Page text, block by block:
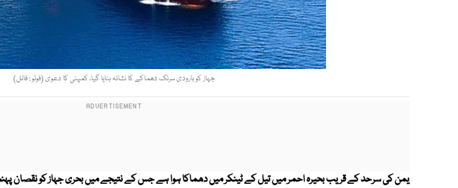
جہاز کو بارودی سرنگ دھماکے کا نشانہ بنایا گیا، کمپنی کا دعویٰ (فوٹو : فائل)
یمن کی سرحد کے قریب بحیرہ احمر میں تیل کے ٹینکر میں دھماکا ہوا ہے جس کے نتیجے میں بحری جہاز کو نقصان